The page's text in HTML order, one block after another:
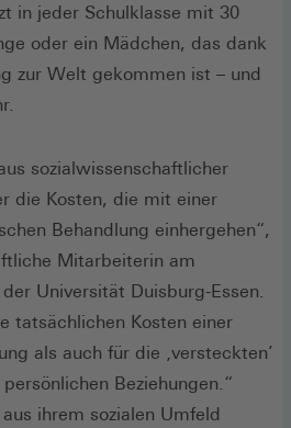
in jeder Schulklasse mit 30
oder ein Mädchen, das dank
zur Welt gekommen ist – und
sozialwissenschaftlicher
die Kosten, die mit einer
Behandlung einhergehen“,
Mitarbeiterin am
Universität Duisburg-Essen.
tatsächlichen Kosten einer
als auch für die ‚versteckten’
Beziehungen.“
ihrem sozialen Umfeld